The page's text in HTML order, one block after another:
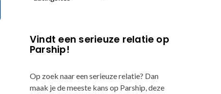
Vindt een serieuze relatie op
Parship!
Op zoek naar een serieuze relatie? Dan
maak je de meeste kans op Parship, deze